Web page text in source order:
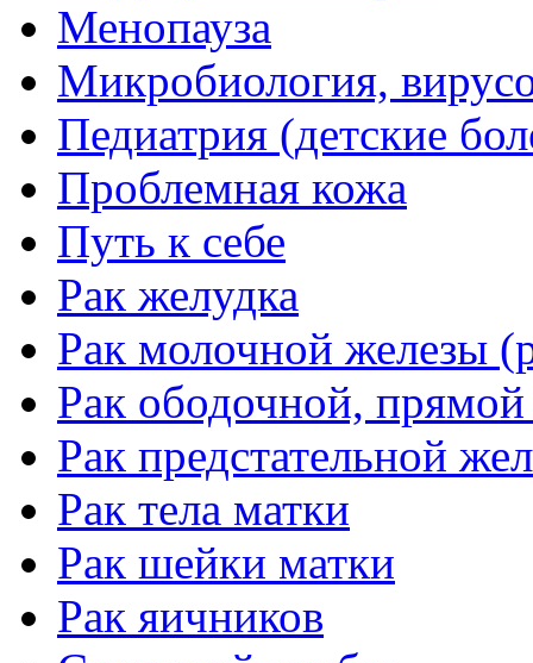
Менопауза
Микробиология,
Педиатрия (детские
Проблемная кожа
Путь к себе
Рак желудка
Рак молочной железы
Рак ободочной,
Рак предстательной
Рак тела матки
Рак шейки матки
Рак яичников